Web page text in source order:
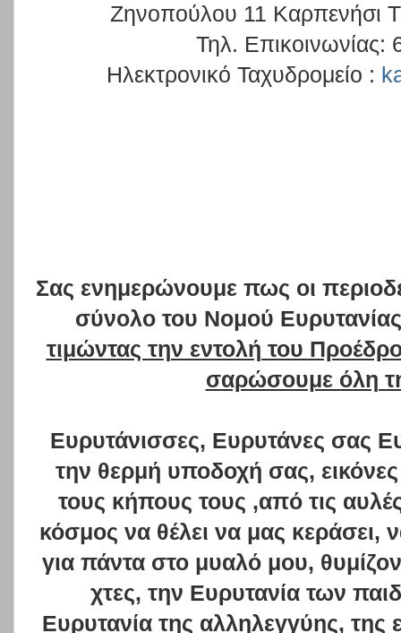
Ζηνοπούλου 11 Καρπενήσι
Τηλ. Επικοινωνίας:
Ηλεκτρονικό Ταχυδρομείο :
Σας ενημερώνουμε πως οι
σύνολο του Νομού
τιμώντας την εντολή του
σαρώσουμε όλη
Ευρυτάνισσες, Ευρυτάνες σας
την θερμή υποδοχή σας,
τους κήπους τους ,από τις
κόσμος να θέλει να μας κεράσει,
για πάντα στο μυαλό μου,
χτες, την Ευρυτανία των
Ευρυτανία της αλληλεγγύης, της